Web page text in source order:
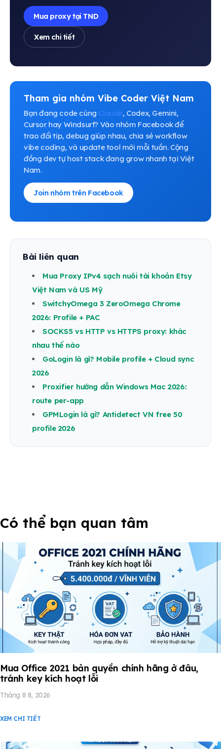
Mua proxy tại TND
Xem chi tiết
Tham gia nhóm Vibe Coder Việt Nam
Bạn đang code cùng Claude, Codex, Gemini,
Cursor hay Windsurf? Vào nhóm Facebook để
trao đổi tip, debug giúp nhau, chia sẻ workflow
vibe coding, và update tool mới mỗi tuần. Cộng
đồng dev tự host stack đang grow nhanh tại Việt
Nam.
Join nhóm trên Facebook
Bài liên quan
Mua Proxy IPv4 sạch nuôi tài khoản Etsy
Việt Nam và US Mỹ
SwitchyOmega 3 ZeroOmega Chrome
2026: Profile + PAC
SOCKS5 vs HTTP vs HTTPS proxy: khác
nhau thế nào
GoLogin là gì? Mobile profile + Cloud sync
2026
Proxifier hướng dẫn Windows Mac 2026:
route per-app
GPMLogin là gì? Antidetect VN free 50
profile 2026
Có thể bạn quan tâm
Mua Office 2021 bản quyền chính hãng ở đâu,
tránh key kích hoạt lỗi
Tháng 8 8, 2026
XEM CHI TIẾT